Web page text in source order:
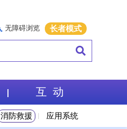
无障碍浏览 长者模式
消防救援 应用系统
互 动